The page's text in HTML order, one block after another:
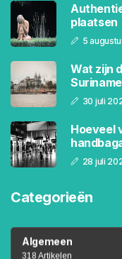
plaatsen
5
Wat zijn
30 juli
Hoeveel
28 juli
Categorieën
Algemeen
318 Artikelen